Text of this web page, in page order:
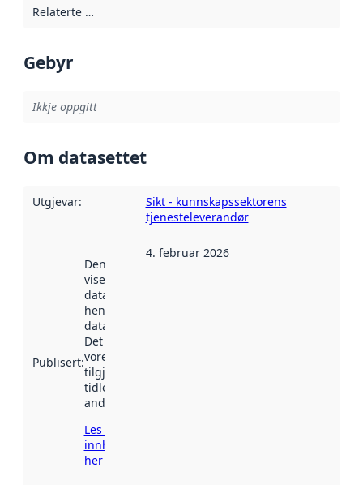
Relaterte ressursar
Gebyr
Ikkje oppgitt
Om datasettet
Utgjevar:
Sikt - kunnskapssektorens
tjenesteleverandør
Publisert:
Denne datoen
viser når
datasettet vart
henta inn av
data.norge.no.
Det kan ha
vore
tilgjengeleg
tidlegare
andre stader.
Les meir om
innhenting
her
4. februar 2026